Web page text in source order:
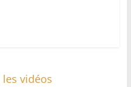
les vidéos